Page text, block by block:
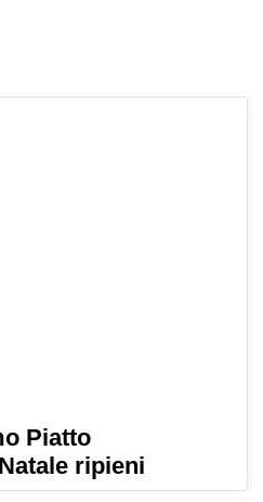
Piatto
ripieni